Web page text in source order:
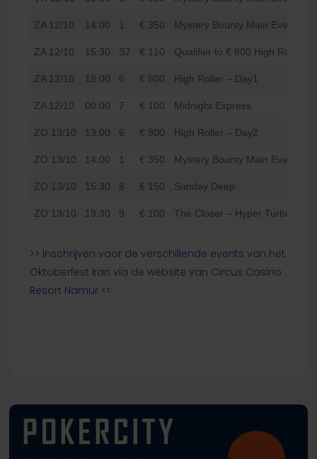
ZA 12/10 14:00 1 € 350 Mystery Bounty Main Event –
ZA 12/10 15:30 S7 € 110 Qualifier to € 800 High Roller
ZA 12/10 18:00 6 € 800 High Roller – Day1
ZA 12/10 00:00 7 € 100 Midnight Express
ZO 13/10 13:00 6 € 800 High Roller – Day2
ZO 13/10 14:00 1 € 350 Mystery Bounty Main Event –
ZO 13/10 15:30 8 € 150 Sunday Deep
ZO 13/10 19:30 9 € 100 The Closer – Hyper Turbo
>> Inschrijven voor de verschillende events van het
Oktoberfest kan via de website van Circus Casino
Resort Namur <<